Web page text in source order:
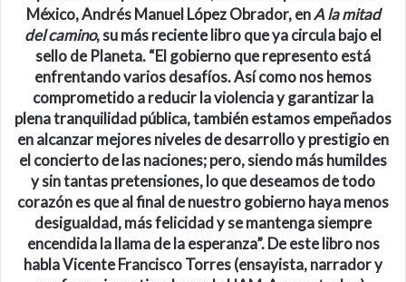
México, Andrés Manuel López Obrador, enA la mitad
del camino, su más reciente libro que ya circula bajo el
sello de Planeta. “El gobierno que represento está
enfrentando varios desafíos. Así como nos hemos
comprometido a reducir la violencia y garantizar la
plena tranquilidad pública, también estamos empeñados
en alcanzar mejores niveles de desarrollo y prestigio en
el concierto de las naciones; pero, siendo más humildes
y sin tantas pretensiones, lo que deseamos de todo
corazón es que al final de nuestro gobierno haya menos
desigualdad, más felicidad y se mantenga siempre
encendida la llama de la esperanza”. De este libro nos
habla Vicente Francisco Torres (ensayista, narrador y